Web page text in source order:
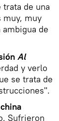
trata de una
muy, muy
de
Al
y verlo
se trata de
Sufrieron